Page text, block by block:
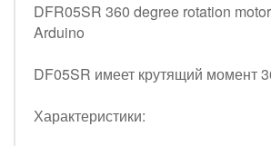
DFR05SR 360 degree rotation
Arduino
DF05SR имеет крутящий момент
Характеристики: